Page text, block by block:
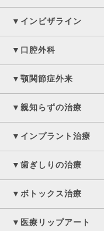
▼インビザライン
▼口腔外科
▼顎関節症外来
▼親知らずの治療
▼インプラント治療
▼歯ぎしりの治療
▼ボトックス治療
▼医療リップアート